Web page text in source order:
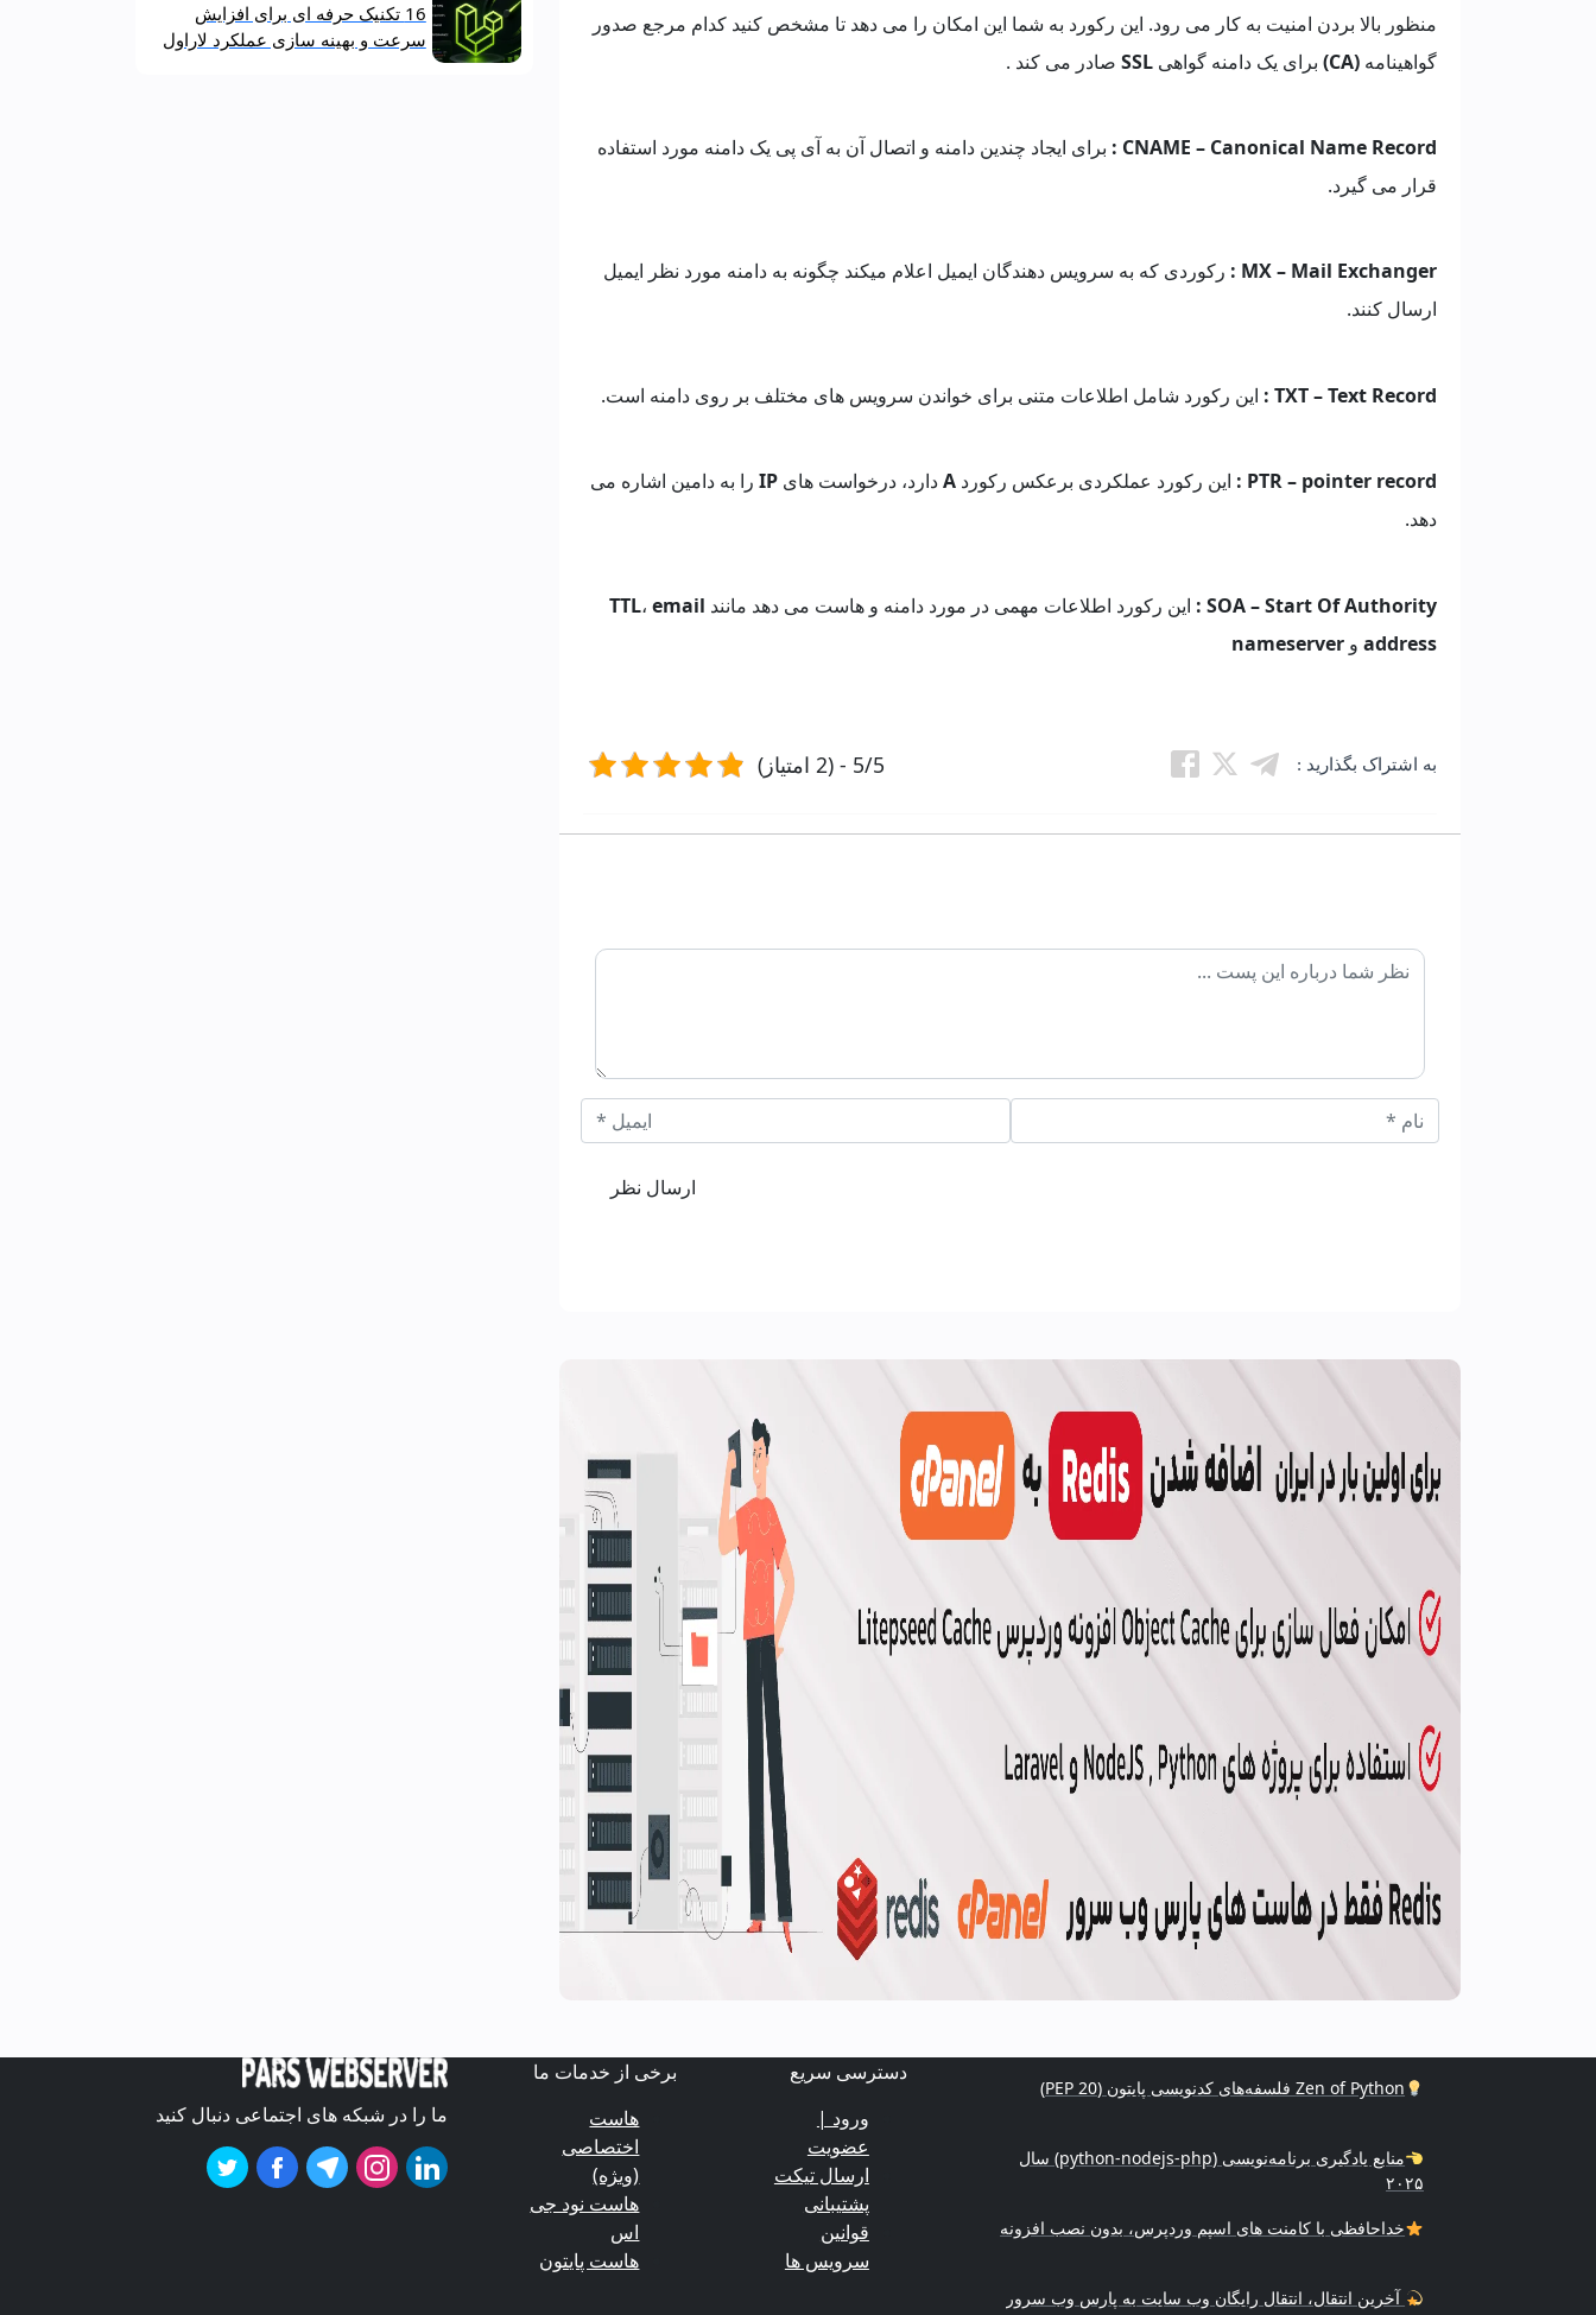
منظور بالا بردن امنیت به کار می رود. این رکورد به شما این امکان را می دهد تا مشخص کنید کدام مرجع صدور
گواهینامه (CA) برای یک دامنه گواهی SSL صادر می کند .
CNAME – Canonical Name Record
: برای ایجاد چندین دامنه و اتصال آن به آی پی یک دامنه مورد استفاده
قرار می گیرد.
MX – Mail Exchanger :
رکوردی که به سرویس دهندگان ایمیل اعلام میکند چگونه به دامنه مورد نظر ایمیل
ارسال کنند.
TXT – Text Record : این رکورد شامل اطلاعات متنی برای خواندن سرویس های مختلف بر روی دامنه است.
PTR – pointer record
: این رکورد عملکردی برعکس رکورد Aدارد، درخواست های IP را به دامین اشاره می
دهد.
SOA – Start Of Authority
: این رکورد اطلاعات مهمی در مورد دامنه و هاست می دهد مانند TTL، email
address و nameserver
5/5 - (2 امتیاز) به اشتراک بگذارید :
16 تکنیک حرفه‌ ای برای افزایش
سرعت و بهینه‌ سازی عملکرد لاراول
Zen of Python فلسفه‌های کدنویسی پایتون (PEP 20)
منابع یادگیری برنامه‌نویسی (python-nodejs-php) سال
۲۰۲۵
خداحافظی با کامنت های اسپم وردپرس، بدون نصب افزونه
آخرین انتقال، انتقال رایگان وب سایت به پارس وب سرور
دسترسی سریع
ورود |
عضویت
ارسال تیکت
پشتیبانی
قوانین
سرویس ها
برخی از خدمات ما
هاست
اختصاصی
(ویژه)
هاست نود جی
اس
هاست پایتون
ما را در شبکه های اجتماعی دنبال کنید